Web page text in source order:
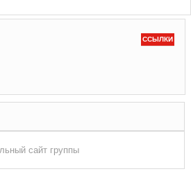
ССЫЛКИ
сайт группы